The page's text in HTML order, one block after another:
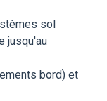
sol
jusqu'au
bord) et